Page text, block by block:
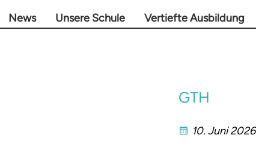
News Unsere Schule Vertiefte Ausbildung
GTH
10. Juni 2026